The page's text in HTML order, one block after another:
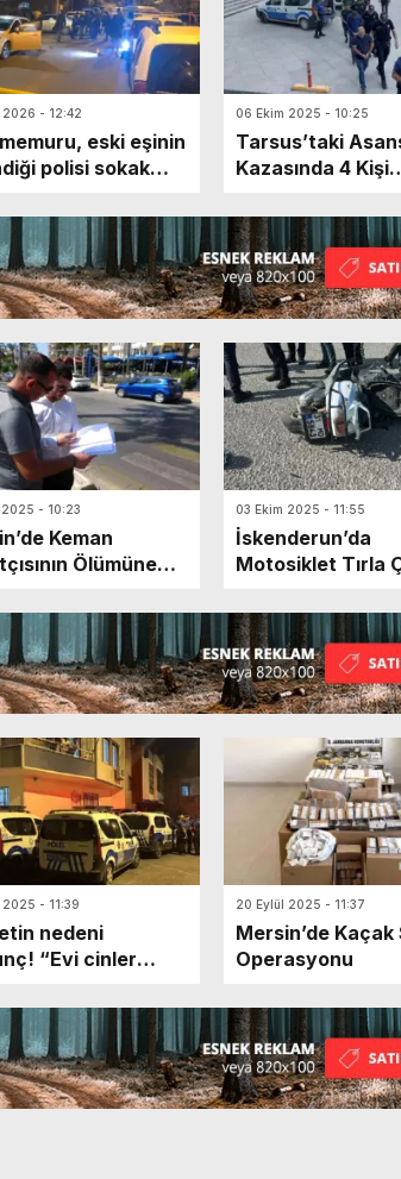
2026 - 12:42
eski eşinin
polisi sokak
06 Ekim 2025 - 10:25
Tarsus’taki
Kazasında 4 Kişi
2025 - 10:23
Keman
Ölümüne
Keşif Yapıldı
03 Ekim 2025 - 11:55
İskenderun’da
Motosiklet Tırla
- 11:39
nedeni
“Evi cinler
katletmiş
20 Eylül 2025 - 11:37
Mersin’de Kaçak
Operasyonu